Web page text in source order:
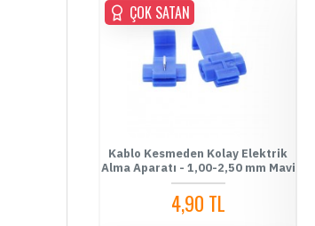
ÇOK SATAN
Kablo Kesmeden Kolay Elektrik
Alma Aparatı - 1,00-2,50 mm Mavi
4,90 TL